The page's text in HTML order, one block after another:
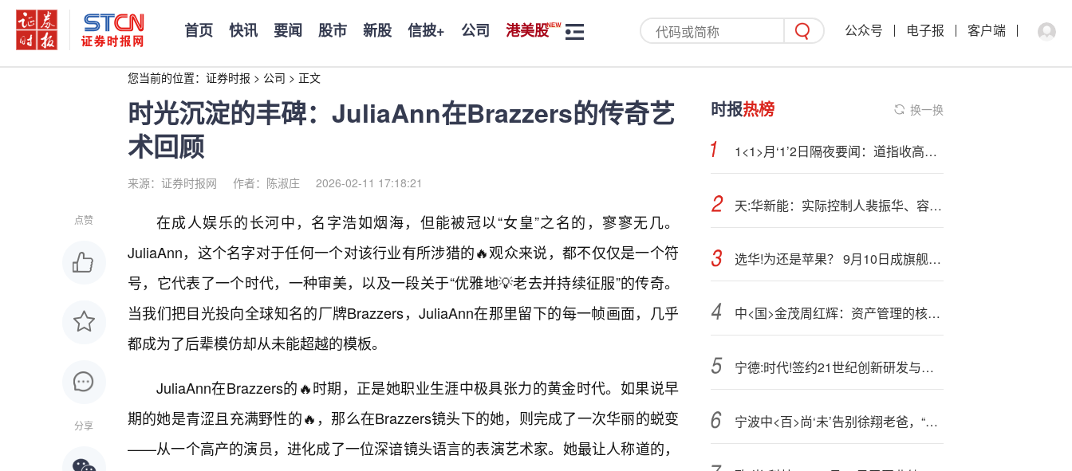
首页 快讯 要闻 股市 新股 信披+ 公司 港美股 公众号 电子报 客户端
您当前的位置： 证券时报 > 公司 > 正文
时光沉淀的丰碑：JuliaAnn在Brazzers的传奇艺
术回顾
来源：证券时报网 作者：陈淑庄 2026-02-11 17:18:21
点赞
分享
在成人娱乐的长河中，名字浩如烟海，但能被冠以“女皇”之名的，寥寥无几。
JuliaAnn，这个名字对于任何一个对该行业有所涉猎的🔥观众来说，都不仅仅是一个符
号，它代表了一个时代，一种审美，以及一段关于“优雅地💡老去并持续征服”的传奇。
当我们把目光投向全球知名的厂牌Brazzers，JuliaAnn在那里留下的每一帧画面，几乎
都成为了后辈模仿却从未能超越的模板。
JuliaAnn在Brazzers的🔥时期，正是她职业生涯中极具张力的黄金时代。如果说早
期的她是青涩且充满野性的🔥，那么在Brazzers镜头下的她，则完成了一次华丽的蜕变
——从一个高产的演员，进化成了一位深谙镜头语言的表演艺术家。她最让人称道的，
时报热榜 换一换
1<1>月‘1’2日隔夜要闻：道指收高约560点 科技股表现低迷 美政府停摆即将结束 摩根大通押注英国央行12月降息
天:华新能：实际控制人裴振华、容建芬夫妇拟向宁德时代转让12.95%股份
选华!为还是苹果？ 9月10日成旗舰机“决战日”
中<国>金茂周红辉：资产管理的核心逻辑是投资回报
宁德:时代!签约21世纪创新研发与试验中试基地等多个项目
宁波中<百>尚‘未’告别徐翔老爸，“金帝系”卢斯侃已入场抢筹！